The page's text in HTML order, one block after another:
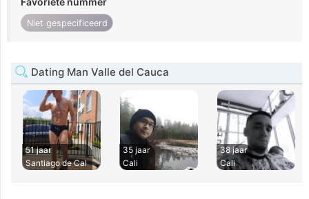
Niet gespecificeerd
Dating Man Valle del Cauca
51 jaar
Santiago de Cal
35 jaar
Cali
38 jaar
Cali